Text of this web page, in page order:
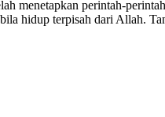
menetapkan perintah-
hidup terpisah dari Allah.